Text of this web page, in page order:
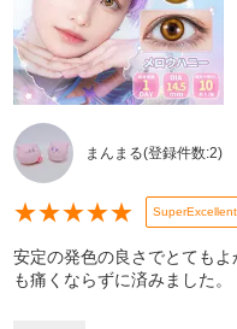
まんまる(登録件数:2)
★★★★★ SuperExcellent
安定の発色の良さでとても
も痛くならずに済みました